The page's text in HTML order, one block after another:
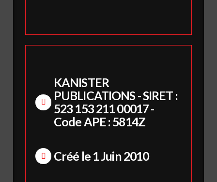
KANISTER
PUBLICATIONS - SIRET :
523 153 211 00017 -
Code APE : 5814Z
Créé le 1 Juin 2010